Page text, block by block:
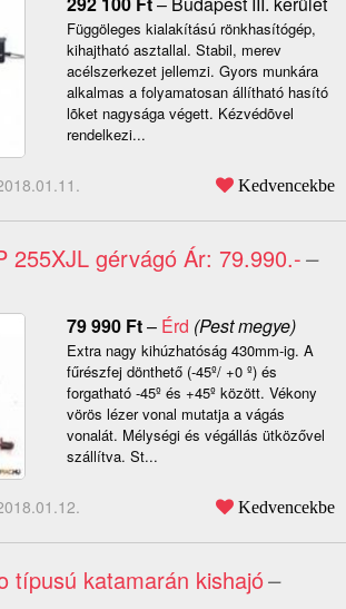
Függöleges kialakítású rönkhasítógép,
kihajtható asztallal. Stabil, merev
acélszerkezet jellemzi. Gyors munkára
alkalmas a folyamatosan állítható hasító
lõket nagysága végett. Kézvédõvel
rendelkezi...
Kedvencekbe
255XJL gérvágó Ár: 79.990.-–
79 990 Ft– Érd (Pest megye)
Extra nagy kihúzhatóság 430mm-ig. A
fűrészfej dönthető (-45º/ +0 º) és
forgatható -45º és +45º között. Vékony
vörös lézer vonal mutatja a vágás
vonalát. Mélységi és végállás ütközővel
szállítva. St...
Kedvencekbe
típusú katamarán kishajó–